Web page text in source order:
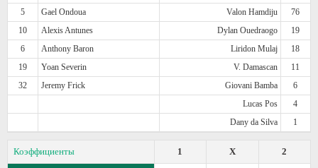
5
Gael Ondoua Valon Hamdiju
76
10
Alexis Antunes Dylan Ouedraogo
19
6
Anthony Baron Liridon Mulaj
18
19
Yoan Severin V. Damascan
11
32
Jeremy Frick Giovani Bamba
6
Lucas Pos
4
Dany da Silva
1
Коэффициенты 2
X
1